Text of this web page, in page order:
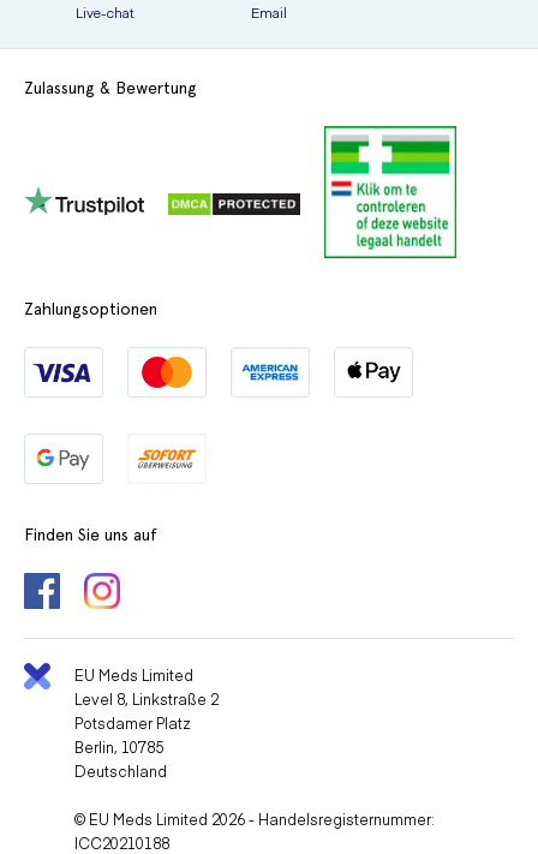
Live-chat Email
Zulassung & Bewertung
Zahlungsoptionen
Finden Sie uns auf
EU Meds Limited
Level 8, Linkstraße 2
Potsdamer Platz
Berlin, 10785
Deutschland
© EU Meds Limited 2026 - Handelsregisternummer:
ICC20210188